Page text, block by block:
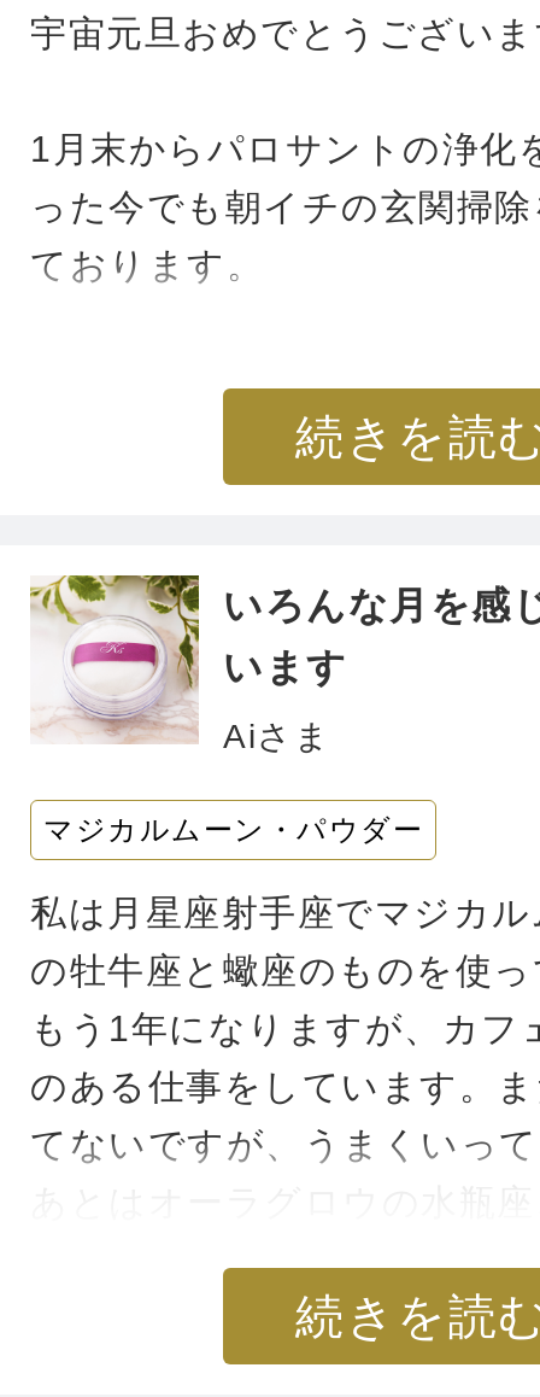
これからも使い続けます♪
宇宙元旦おめでとうござい
1月末からパロサントの浄化
った今でも朝イチの玄関掃
ております。
おかげさまで、できるかわ
みたかったことにチャレン
遂げ周囲からも高評価をい
また、4月から希望の部署に
になり、大変ありがたい波
けていきたいとおもいます。
最後に、いつも素敵な商品
がとうございます！
続きを読
いろんな月を感
います
Aiさま
マジカルムーン・パウダー
私は月星座射手座でマジカ
の牡牛座と蠍座のものを使
もう1年になりますが、カフ
のある仕事をしています。
てないですが、うまくいっ
使っていて、私はピアノ弾
していますが、今度ライブ
SNSでも発信していて、
続きを読